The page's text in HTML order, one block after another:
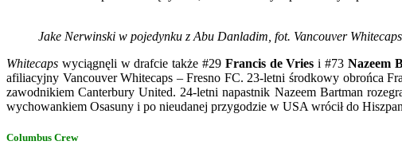
Jake Nerwinski w pojedynku z Abu Danladim, fot. Vancouver Whitecaps
Whitecaps wyciągnęli w drafcie także #29 Francis de Vries i #73 Nazeem
afiliacyjny Vancouver Whitecaps – Fresno FC. 23-letni środkowy obrońca
zawodnikiem Canterbury United. 24-letni napastnik Nazeem Bartman
wychowankiem Osasuny i po nieudanej przygodzie w USA wrócił do
Columbus Crew